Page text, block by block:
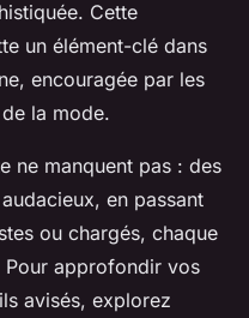
Cette
un élément-clé dans
encouragée par les
la mode.
ne manquent pas : des
en passant
ou chargés, chaque
approfondir vos
avisés, explorez